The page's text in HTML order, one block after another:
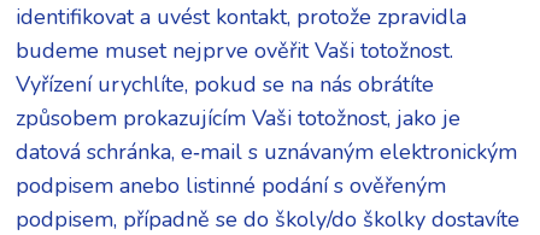
identifikovat a uvést kontakt, protože zpravidla
budeme muset nejprve ověřit Vaši totožnost.
Vyřízení urychlíte, pokud se na nás obrátíte
způsobem prokazujícím Vaši totožnost, jako je
datová schránka, e‑mail s uznávaným elektronickým
podpisem anebo listinné podání s ověřeným
podpisem, případně se do školy/do školky dostavíte